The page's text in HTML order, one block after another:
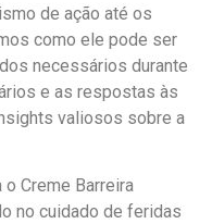
de ação até os
como ele pode ser
necessários durante
e as respostas às
valiosos sobre a
o Creme Barreira
no cuidado de feridas